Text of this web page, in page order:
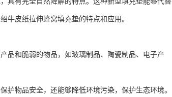
牛皮纸拉伸蜂窝填充垫的特点和应用。
品和脆弱的物品，如玻璃制品、陶瓷制品、电子产
护物品安全，还能够降低环境污染，保护生态环境。